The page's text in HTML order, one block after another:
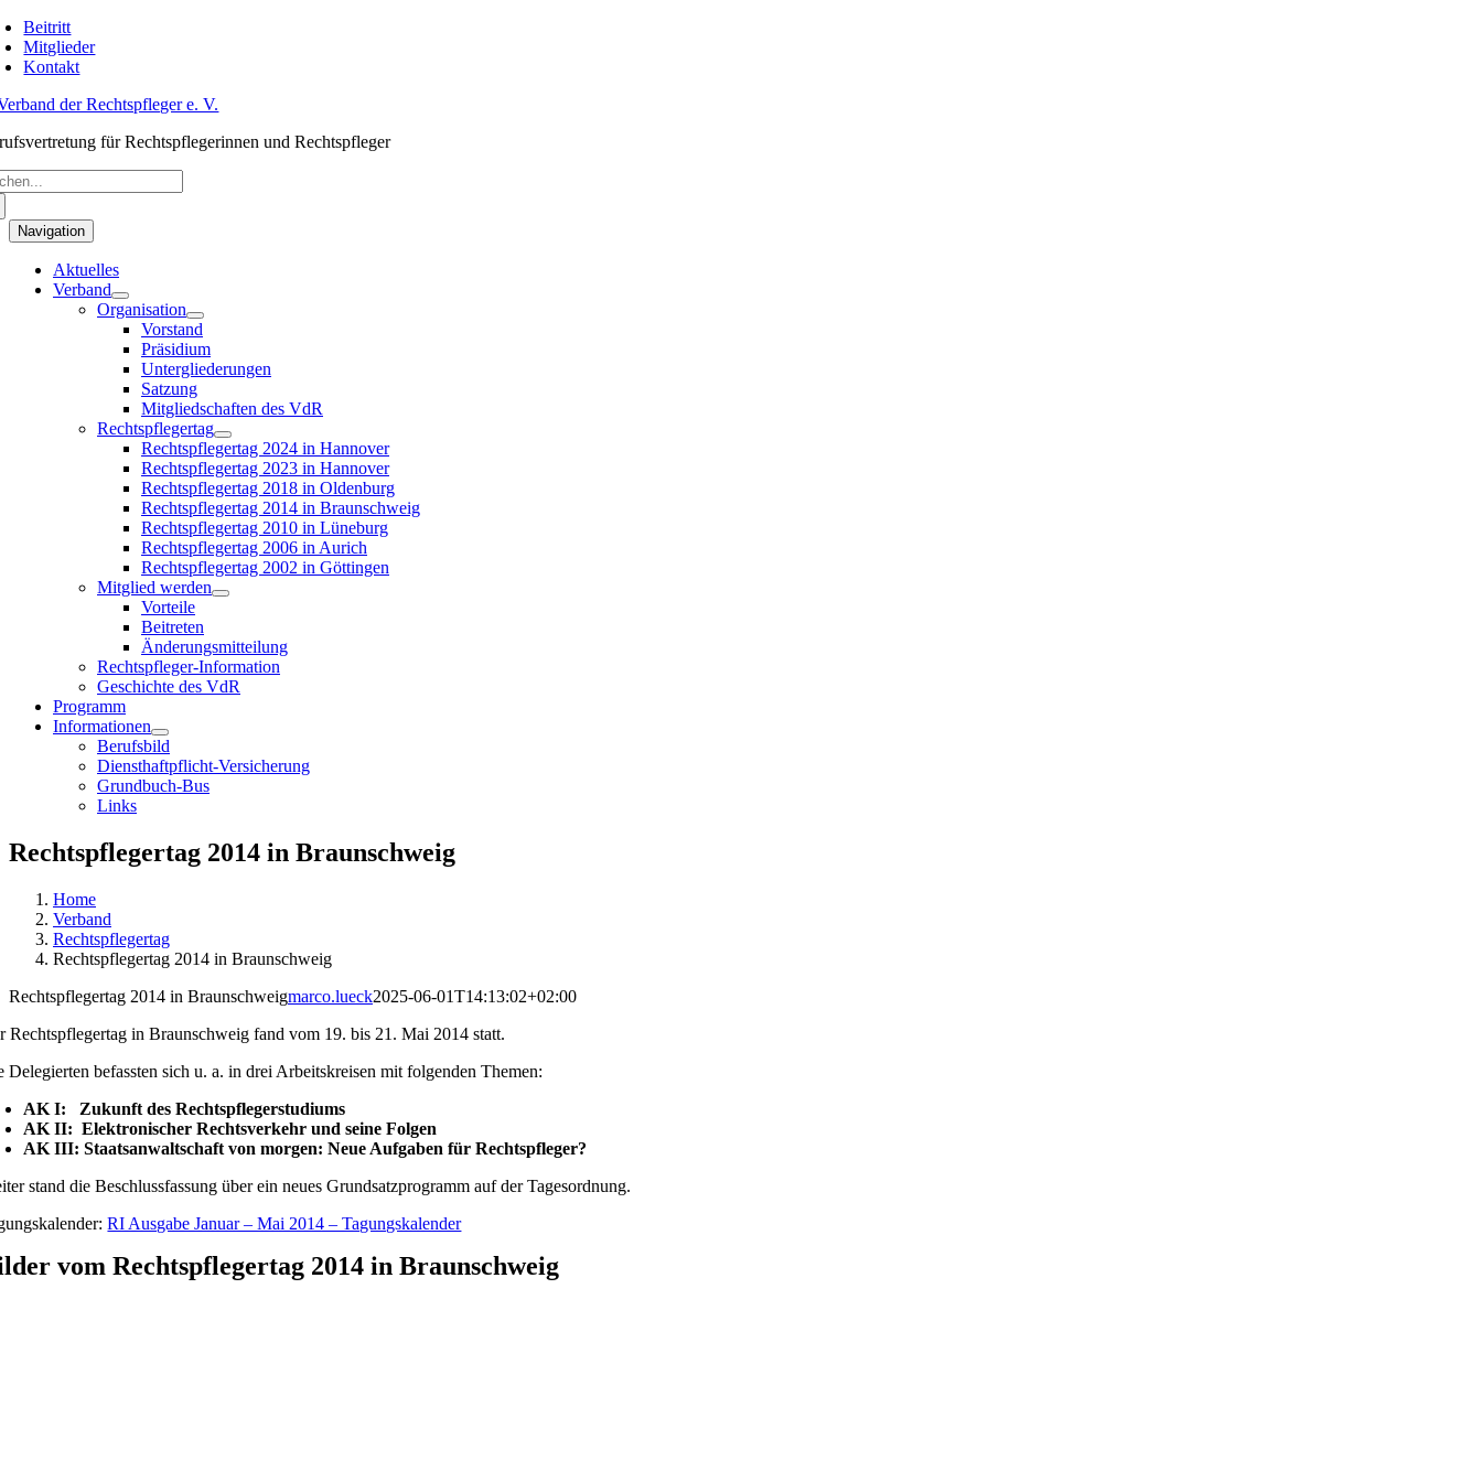
Skip
to
content
Beitritt
Mitglieder
Kontakt
für Rechtspflegerinnen und Rechtspfleger
Navigation
Aktuelles
Verband
Organisation
Vorstand
Präsidium
Untergliederungen
Satzung
Mitgliedschaften des VdR
Rechtspflegertag
Rechtspflegertag 2024 in Hannover
Rechtspflegertag 2023 in Hannover
Rechtspflegertag 2018 in Oldenburg
Rechtspflegertag 2014 in Braunschweig
Rechtspflegertag 2010 in Lüneburg
Rechtspflegertag 2006 in Aurich
Rechtspflegertag 2002 in Göttingen
Mitglied werden
Vorteile
Beitreten
Änderungsmitteilung
Rechtspfleger-Information
Geschichte des VdR
Programm
Informationen
Berufsbild
Diensthaftpflicht-Versicherung
Grundbuch-Bus
Links
Rechtspflegertag 2014 in Braunschweig
Home
Verband
Rechtspflegertag
Rechtspflegertag 2014 in Braunschweig
Rechtspflegertag 2014 in Braunschweigmarco.lueck2025-06-01T14:13:02+02:00
Rechtspflegertag in Braunschweig fand vom 19. bis 21. Mai 2014 statt.
Delegierten befassten sich u. a. in drei Arbeitskreisen mit folgenden Themen:
AK I: Zukunft des Rechtspflegerstudiums
AK II: Elektronischer Rechtsverkehr und seine Folgen
AK III: Staatsanwaltschaft von morgen: Neue Aufgaben für Rechtspfleger?
stand die Beschlussfassung über ein neues Grundsatzprogramm auf der Tagesordnung.
RI Ausgabe Januar – Mai 2014 – Tagungskalender
vom Rechtspflegertag 2014 in Braunschweig